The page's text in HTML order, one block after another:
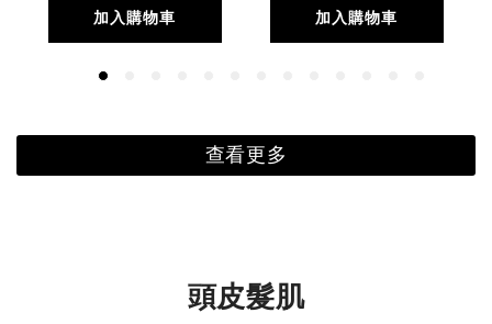
加入購物車 加入購物車
查看更多
頭皮髮肌